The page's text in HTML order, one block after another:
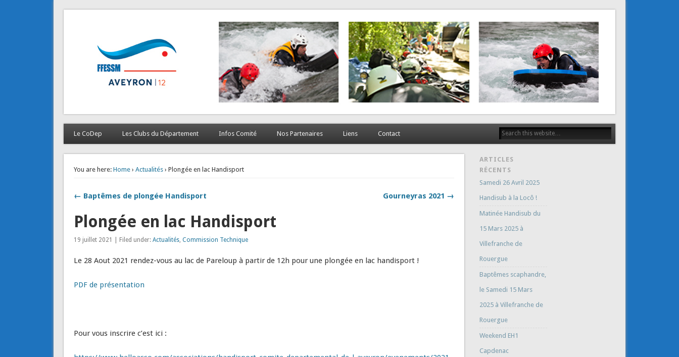
Le CoDep Les Clubs du Département Infos Comité Nos Partenaires Liens Contact
You are here: Home› Actualités› Plongée en lac Handisport
← Baptêmes de plongée Handisport Gourneyras 2021 →
Plongée en lac Handisport
19 juillet 2021 | Filed under: Actualités, Commission Technique
Le 28 Aout 2021 rendez-vous au lac de Pareloup à partir de 12h pour une plongée en lac handisport !
PDF de présentation
Pour vous inscrire c’est ici :
ARTICLES
RÉCENTS
Samedi 26 Avril 2025
Handisub à la Locô !
Matinée Handisub du
15 Mars 2025 à
Villefranche de
Rouergue
Baptêmes scaphandre,
le Samedi 15 Mars
2025 à Villefranche de
Rouergue
Weekend EH1
Capdenac